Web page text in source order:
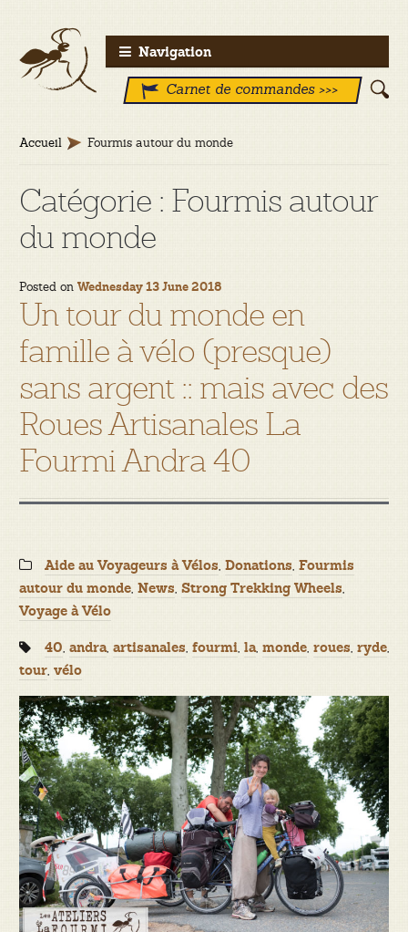
Aller
à
Aller
au
contenu
Navigation
Carnet de commandes >>>
Accueil Fourmis autour du monde
Catégorie : Fourmis autour
du monde
Posted on Wednesday 13 June 2018
Un tour du monde en
famille à vélo (presque)
sans argent :: mais avec des
Roues Artisanales La
Fourmi Andra 40
Categories:
Aide au Voyageurs à Vélos, Donations, Fourmis
autour du monde, News, Strong Trekking Wheels,
Voyage à Vélo
Tags:
40, andra, artisanales, fourmi, la, monde, roues, ryde,
tour, vélo